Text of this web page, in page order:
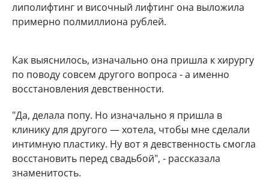
липолифтинг и височный лифтинг она выложила
примерно полмиллиона рублей.
Как выяснилось, изначально она пришла к хирургу
по поводу совсем другого вопроса - а именно
восстановления девственности.
"Да, делала попу. Но изначально я пришла в
клинику для другого — хотела, чтобы мне сделали
интимную пластику. Ну вот я девственность смогла
восстановить перед свадьбой", - рассказала
знаменитость.